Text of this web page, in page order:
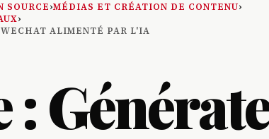
SOURCE›MÉDIAS ET CRÉATION DE CONTENU›
›
ALIMENTÉ PAR L'IA
: